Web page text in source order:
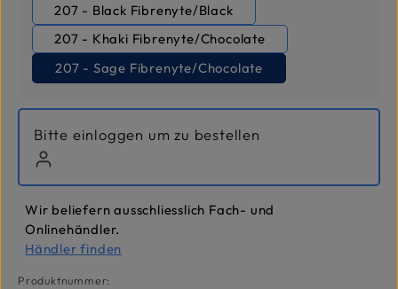
207 - Black Fibrenyte/Black
207 - Khaki Fibrenyte/Chocolate
207 - Sage Fibrenyte/Chocolate
Bitte einloggen um zu bestellen
Wir beliefern ausschliesslich Fach- und
Onlinehändler.
Händler finden
Produktnummer: